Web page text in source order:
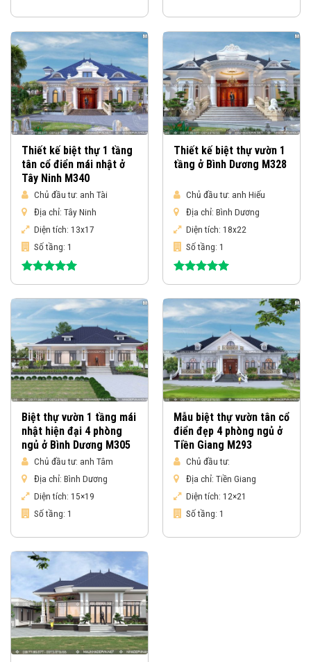
Thiết kế biệt thự 1 tầng
tân cổ điển mái nhật ở
Tây Ninh M340
Chủ đầu tư: anh Tài
Địa chỉ: Tây Ninh
Diện tích: 13x17
Số tầng: 1
Được xếp
5 sao
Thiết kế biệt thự vườn 1
tầng ở Bình Dương M328
Chủ đầu tư: anh Hiếu
Địa chỉ: Bình Dương
Diện tích: 18x22
Số tầng: 1
Được xếp
5 sao
Biệt thự vườn 1 tầng mái
nhật hiện đại 4 phòng
ngủ ở Bình Dương M305
Chủ đầu tư: anh Tâm
Địa chỉ: Bình Dương
Diện tích: 15×19
Số tầng: 1
Mẫu biệt thự vườn tân cổ
điển đẹp 4 phòng ngủ ở
Tiền Giang M293
Chủ đầu tư:
Địa chỉ: Tiền Giang
Diện tích: 12×21
Số tầng: 1